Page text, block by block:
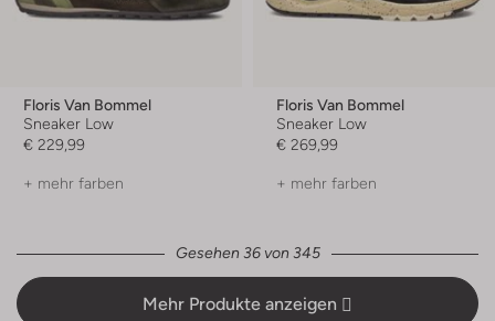
Floris Van Bommel
Sneaker Low
€ 229,99
+ mehr farben
Floris Van Bommel
Sneaker Low
€ 269,99
+ mehr farben
Gesehen 36 von 345
Mehr Produkte anzeigen